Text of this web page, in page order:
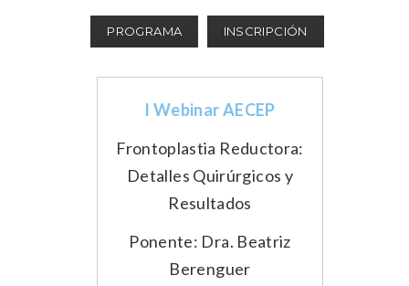
PROGRAMA INSCRIPCIÓN
I Webinar AECEP
Frontoplastia Reductora:
Detalles Quirúrgicos y
Resultados
Ponente: Dra. Beatriz
Berenguer